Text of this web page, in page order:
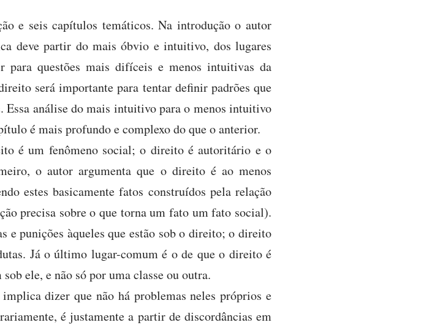
e seis capítulos temáticos. Na introdução o autor
deve partir do mais óbvio e intuitivo, dos lugares
questões mais difíceis e menos intuitivas da
será importante para tentar definir padrões que
Essa análise do mais intuitivo para o menos intuitivo
é mais profundo e complexo do que o anterior.
é um fenômeno social; o direito é autoritário e o
o autor argumenta que o direito é ao menos
estes basicamente fatos construídos pela relação
precisa sobre o que torna um fato um fato social).
e punições àqueles que estão sob o direito; o direito
Já o último lugar-comum é o de que o direito é
ele, e não só por uma classe ou outra.
dizer que não há problemas neles próprios e
é justamente a partir de discordâncias em